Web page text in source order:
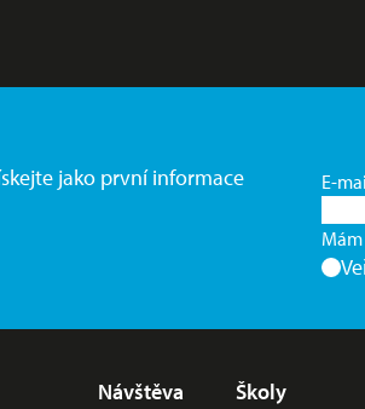
jako první informace
E-
Nabídka v zápatí
Návštěva Školy